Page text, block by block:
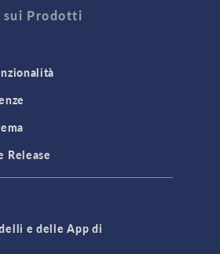
Prodotti
Release
e delle App di